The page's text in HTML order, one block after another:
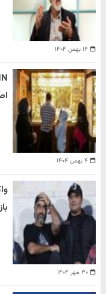
۱۴ بهمن ۱۴۰۴
۴ بهمن ۱۴۰۴
۳۰ مهر ۱۴۰۴